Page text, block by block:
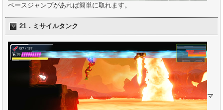
ペースジャンプがあれば簡単に取れます。
21．ミサイルタンク
マ